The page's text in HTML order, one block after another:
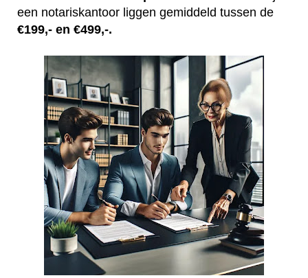
een notariskantoor liggen gemiddeld tussen de
€199,- en €499,-.